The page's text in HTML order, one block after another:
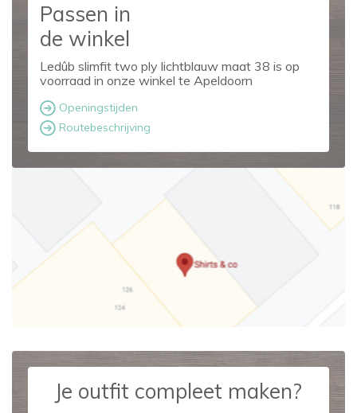
Passen in
de winkel
Ledûb slimfit two ply lichtblauw maat 38 is op
voorraad in onze winkel te Apeldoorn
Openingstijden
Routebeschrijving
Je outfit compleet maken?